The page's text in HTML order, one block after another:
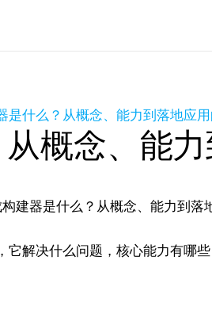
是什么？从概念、能力到落地应
概念、能
解决什么问题，核心能力有哪